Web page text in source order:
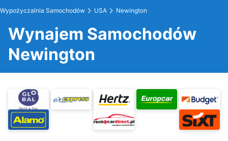
Wypożyczalnia Samochodów USA Newington
Wynajem Samochodów
Newington